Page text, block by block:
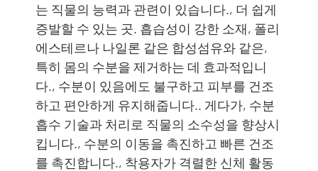
는 직물의 능력과 관련이 있습니다., 더 쉽게
증발할 수 있는 곳. 흡습성이 강한 소재, 폴리
에스테르나 나일론 같은 합성섬유와 같은,
특히 몸의 수분을 제거하는 데 효과적입니
다., 수분이 있음에도 불구하고 피부를 건조
하고 편안하게 유지해줍니다.. 게다가, 수분
흡수 기술과 처리로 직물의 소수성을 향상시
킵니다., 수분의 이동을 촉진하고 빠른 건조
를 촉진합니다., 착용자가 격렬한 신체 활동